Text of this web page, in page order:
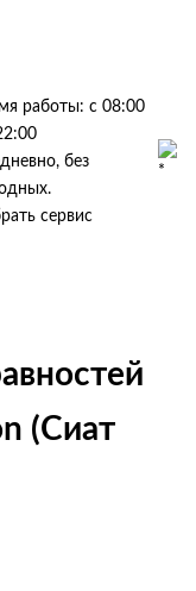
работы: с 08:00
без
сервис
(Сиат